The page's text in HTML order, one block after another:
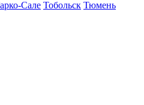
Сале Тобольск Тюмень